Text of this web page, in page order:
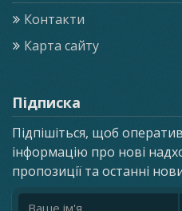
Контакти
Карта сайту
Підписка
Підпішіться, щоб
інформацію про нові
пропозиції та останні
Ім'я